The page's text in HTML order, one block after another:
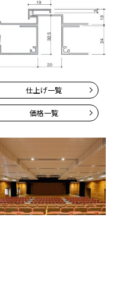
仕上げ一覧
価格一覧